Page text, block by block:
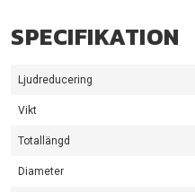
SPECIFIKATION
Ljudreducering
Vikt
Totallängd
Diameter